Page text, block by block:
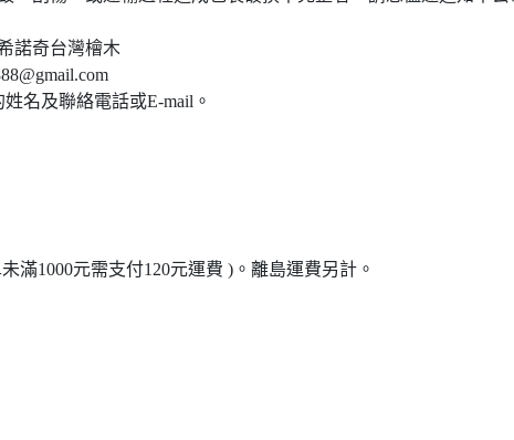
諾奇台灣檜木
名及聯絡電話或E-mail。
滿1000元需支付120元運費 )。離島運費另計。